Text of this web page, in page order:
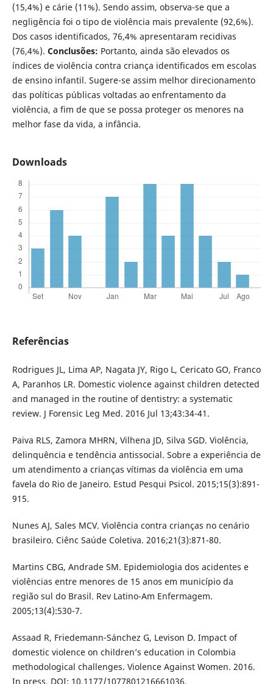
(15,4%) e cárie (11%). Sendo assim, observa-se que a
negligência foi o tipo de violência mais prevalente (92,6%).
Dos casos identificados, 76,4% apresentaram recidivas
(76,4%). Conclusões: Portanto, ainda são elevados os
índices de violência contra criança identificados em escolas
de ensino infantil. Sugere-se assim melhor direcionamento
das políticas públicas voltadas ao enfrentamento da
violência, a fim de que se possa proteger os menores na
melhor fase da vida, a infância.
Downloads
Referências
Rodrigues JL, Lima AP, Nagata JY, Rigo L, Cericato GO, Franco
A, Paranhos LR. Domestic violence against children detected
and managed in the routine of dentistry: a systematic
review. J Forensic Leg Med. 2016 Jul 13;43:34-41.
Paiva RLS, Zamora MHRN, Vilhena JD, Silva SGD. Violência,
delinquência e tendência antissocial. Sobre a experiência de
um atendimento a crianças vítimas da violência em uma
favela do Rio de Janeiro. Estud Pesqui Psicol. 2015;15(3):891-
915.
Nunes AJ, Sales MCV. Violência contra crianças no cenário
brasileiro. Ciênc Saúde Coletiva. 2016;21(3):871-80.
Martins CBG, Andrade SM. Epidemiologia dos acidentes e
violências entre menores de 15 anos em município da
região sul do Brasil. Rev Latino-Am Enfermagem.
2005;13(4):530-7.
Assaad R, Friedemann-Sánchez G, Levison D. Impact of
domestic violence on children’s education in Colombia
methodological challenges. Violence Against Women. 2016.
In press. DOI: 10.1177/1077801216661036.